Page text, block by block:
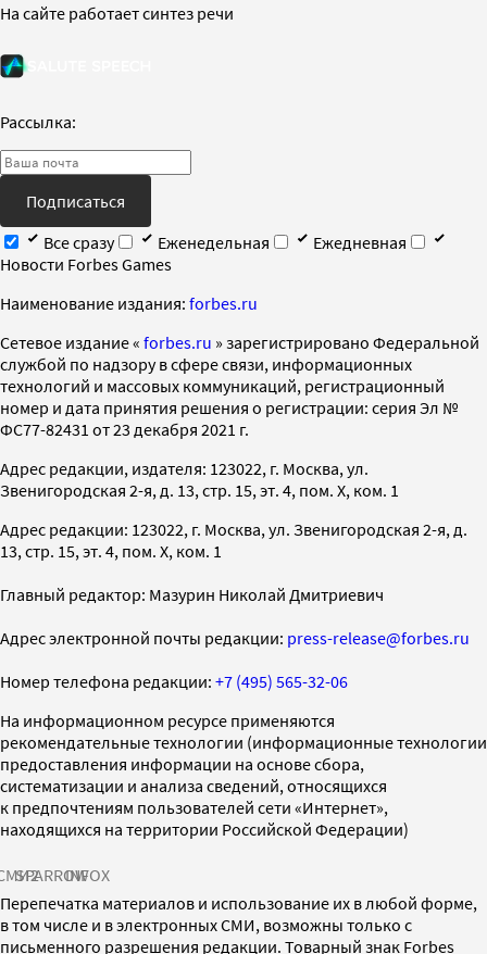
На сайте работает синтез речи
Рассылка:
Подписаться
Все сразу
Еженедельная
Ежедневная
Новости Forbes Games
Наименование издания: forbes.ru
Cетевое издание « forbes.ru » зарегистрировано Федеральной
службой по надзору в сфере связи, информационных
технологий и массовых коммуникаций, регистрационный
номер и дата принятия решения о регистрации: серия Эл №
ФС77-82431 от 23 декабря 2021 г.
Адрес редакции, издателя: 123022, г. Москва, ул.
Звенигородская 2-я, д. 13, стр. 15, эт. 4, пом. X, ком. 1
Адрес редакции: 123022, г. Москва, ул. Звенигородская 2-я, д.
13, стр. 15, эт. 4, пом. X, ком. 1
Главный редактор: Мазурин Николай Дмитриевич
Адрес электронной почты редакции: press-release@forbes.ru
Номер телефона редакции: +7 (495) 565-32-06
На информационном ресурсе применяются
рекомендательные технологии (информационные технологии
предоставления информации на основе сбора,
систематизации и анализа сведений, относящихся
к предпочтениям пользователей сети «Интернет»,
находящихся на территории Российской Федерации)
SPARROWINFOX
Перепечатка материалов и использование их в любой форме,
в том числе и в электронных СМИ, возможны только с
письменного разрешения редакции. Товарный знак Forbes